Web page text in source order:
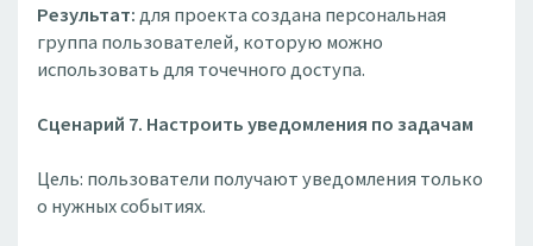
Результат:для проекта создана персональная
группа пользователей, которую можно
использовать для точечного доступа.
Сценарий 7. Настроить уведомления по задачам
Цель: пользователи получают уведомления только
о нужных событиях.